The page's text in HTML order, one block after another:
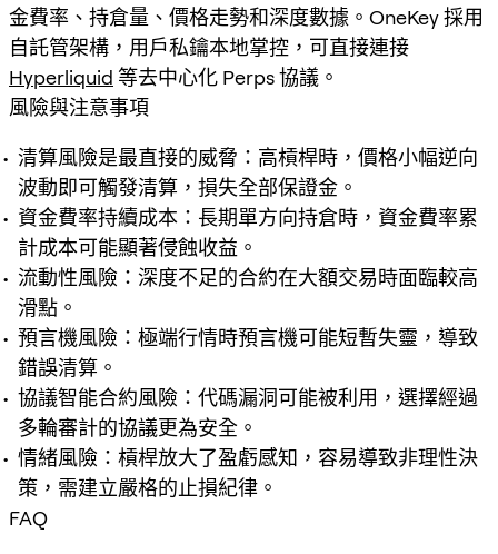
金費率、持倉量、價格走勢和深度數據。OneKey 採用
自託管架構，用戶私鑰本地掌控，可直接連接
Hyperliquid 等去中心化 Perps 協議。
風險與注意事項
清算風險是最直接的威脅：高槓桿時，價格小幅逆向
波動即可觸發清算，損失全部保證金。
資金費率持續成本：長期單方向持倉時，資金費率累
計成本可能顯著侵蝕收益。
流動性風險：深度不足的合約在大額交易時面臨較高
滑點。
預言機風險：極端行情時預言機可能短暫失靈，導致
錯誤清算。
協議智能合約風險：代碼漏洞可能被利用，選擇經過
多輪審計的協議更為安全。
情緒風險：槓桿放大了盈虧感知，容易導致非理性決
策，需建立嚴格的止損紀律。
FAQ